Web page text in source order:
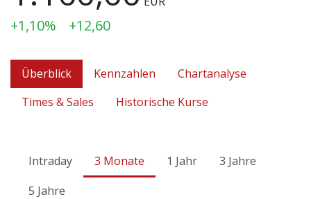
+1,10% +12,60
Überblick Kennzahlen
Chartanalyse
Times & Sales
Historische Kurse
Intraday 3 Monate 1 Jahr
3 Jahre
5 Jahre